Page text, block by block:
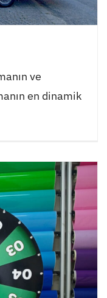
ve
en dinamik